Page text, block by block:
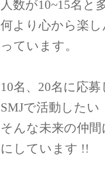
人数が10~15名と
何より心から楽
っています。
10名、20名に応
SMJで活動した
そんな未来の仲
にしています !!